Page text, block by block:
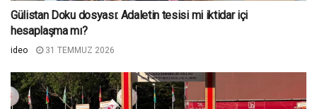
Gülistan Doku dosyası: Adaletin tesisi mi iktidar içi
hesaplaşma mı?
ideo 31 TEMMUZ 2026